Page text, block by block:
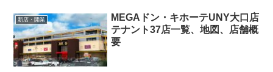
新店・開業
MEGAドン・キホーテUNY大口店
テナント37店一覧、地図、店舗概
要